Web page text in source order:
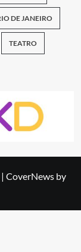
DE JANEIRO
TEATRO
| CoverNews by